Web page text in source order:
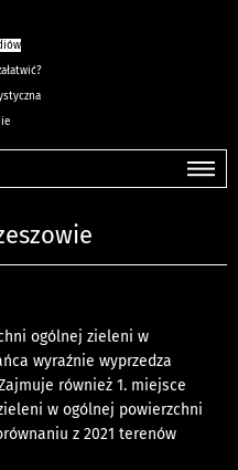
ogólnej zieleni w
wyraźnie wyprzedza
również 1. miejsce
w ogólnej powierzchni
z 2021 terenów